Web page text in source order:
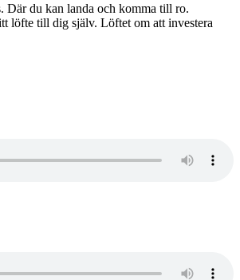
Där du kan landa och komma till ro.
löfte till dig själv. Löftet om att investera